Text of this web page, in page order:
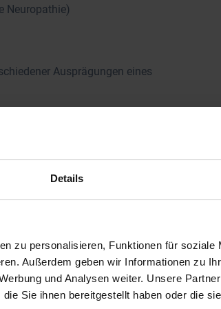
Details
zu personalisieren, Funktionen für soziale
Außerdem geben wir Informationen zu
und Analysen weiter. Unsere
Sie ihnen bereitgestellt haben oder die
Neuropathie)
Ausprägungen eines